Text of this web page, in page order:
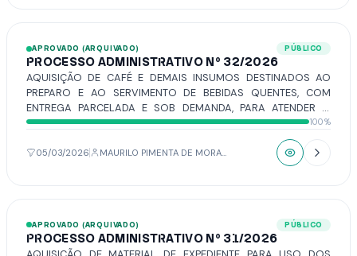
APROVADO (ARQUIVADO) PÚBLICO
PROCESSO ADMINISTRATIVO Nº 32/2026
AQUISIÇÃO DE CAFÉ E DEMAIS INSUMOS DESTINADOS AO
PREPARO E AO SERVIMENTO DE BEBIDAS QUENTES, COM
ENTREGA PARCELADA E SOB DEMANDA, PARA ATENDER O
CONSUMO REGULAR DA CÂMARA MUNICIPAL DE
100%
05/03/2026
APROVADO (ARQUIVADO) PÚBLICO
PROCESSO ADMINISTRATIVO Nº 31/2026